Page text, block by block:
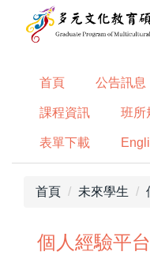
首頁 公告訊息
課程資訊 班所
表單下載
首頁 未來學生
個人經驗平台